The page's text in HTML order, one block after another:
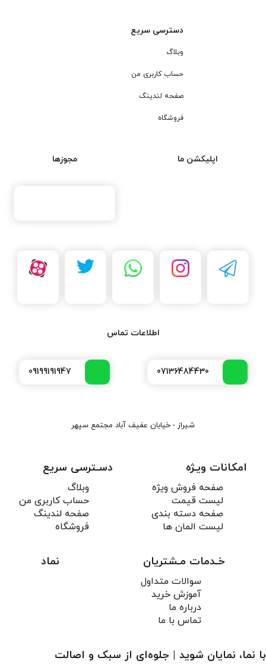
دسترسی سریع
وبلاگ
حساب کاربری من
صفحه لندینگ
فروشگاه
اپلیکشن ما مجوزها
اطلاعات تماس
07136484430
09199191947
شیراز - خیابان عفیف آباد مجتمع سپهر
امکانات ویـژه
صفحه فروش ویژه
لیست قیمت
صفحه دسته بندی
لیست المان ها
دسـترسی سریع
وبلاگ
حساب کاربری من
صفحه لندینگ
فروشگاه
خـدمات مـشتریان
سوالات متداول
آموزش خرید
درباره ما
تماس با ما
نماد
با نما، نمایان شوید | جلوه‌ای از سبک و اصالت